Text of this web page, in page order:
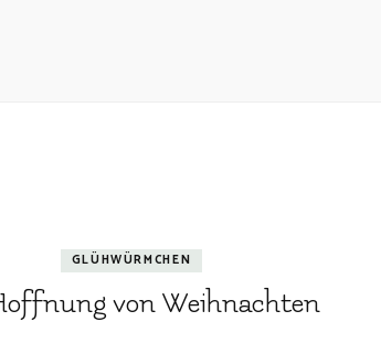
GLÜHWÜRMCHEN
von Weihnachten